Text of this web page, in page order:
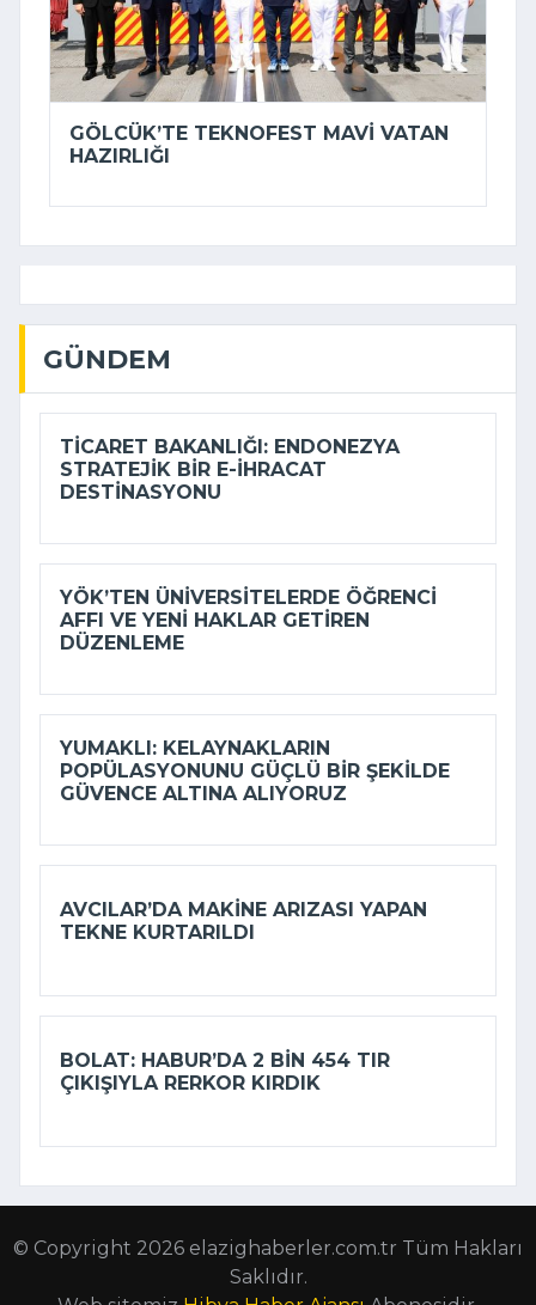
GÖLCÜK’TE TEKNOFEST MAVI VATAN
HAZIRLIĞI
GÜNDEM
TICARET BAKANLIĞI: ENDONEZYA
STRATEJIK BIR E-İHRACAT
DESTINASYONU
YÖK’TEN ÜNIVERSITELERDE ÖĞRENCI
AFFI VE YENI HAKLAR GETIREN
DÜZENLEME
YUMAKLI: KELAYNAKLARIN
POPÜLASYONUNU GÜÇLÜ BIR ŞEKILDE
GÜVENCE ALTINA ALIYORUZ
AVCILAR’DA MAKINE ARIZASI YAPAN
TEKNE KURTARILDI
BOLAT: HABUR’DA 2 BIN 454 TIR
ÇIKIŞIYLA RERKOR KIRDIK
© Copyright 2026 elazighaberler.com.tr Tüm Hakları
Saklıdır.